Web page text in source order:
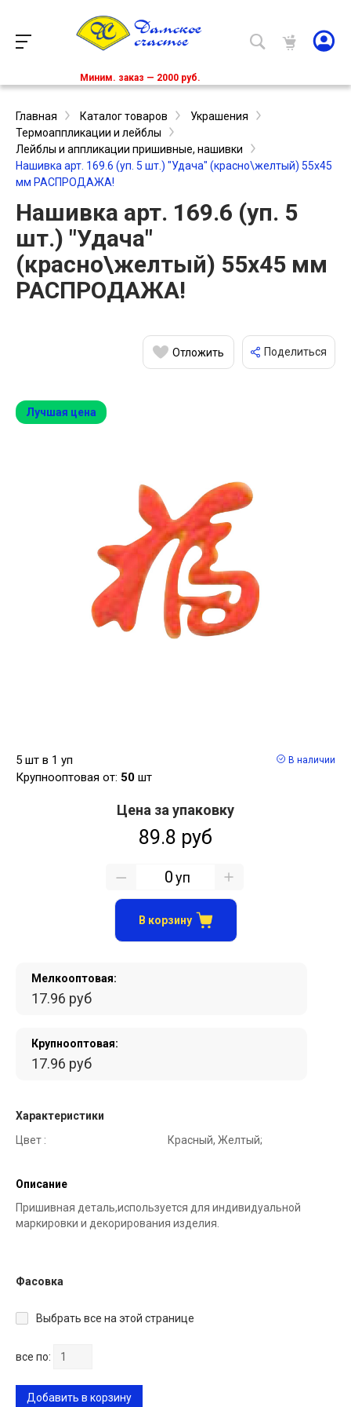
Миним. заказ — 2000 руб.
Главная Каталог товаров
Украшения
Термоаппликации и лейблы
Лейблы и аппликации пришивные, нашивки
Нашивка арт. 169.6 (уп. 5 шт.) "Удача" (красно\желтый) 55х45
мм РАСПРОДАЖА!
Нашивка арт. 169.6 (уп. 5
шт.) "Удача"
(красно\желтый) 55х45 мм
РАСПРОДАЖА!
Отложить Поделиться
Лучшая цена
5 шт в 1 уп
Крупнооптовая от: 50 шт
В наличии
Мелкооптовая:
17.96 руб
Крупнооптовая:
17.96 руб
Характеристики
Цвет :
Красный, Желтый;
Описание
Пришивная деталь,используется для индивидуальной
маркировки и декорирования изделия.
Цена за упаковку
89.8 руб
уп
В корзину
Фасовка
Выбрать все на этой странице
все по:
Добавить в корзину